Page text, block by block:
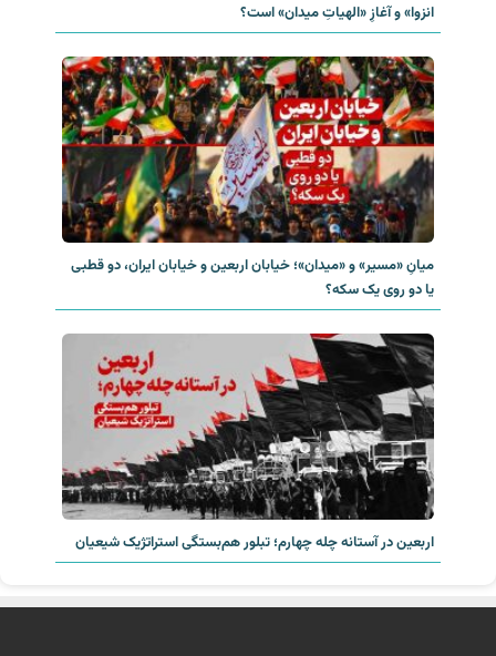
انزوا» و آغازِ «الهیاتِ میدان» است؟
میانِ «مسیر» و «میدان»؛ خیابان اربعین و خیابان ایران، دو قطبی
یا دو روی یک سکه؟‌
اربعین در آستانه چله چهارم؛ تبلور هم‌بستگی استراتژیک شیعیان